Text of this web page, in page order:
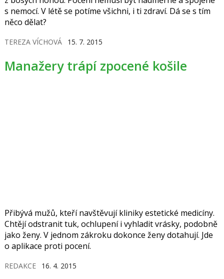
s nemocí. V létě se potíme všichni, i ti zdraví. Dá se s tím
něco dělat?
TEREZA VÍCHOVÁ 15. 7. 2015
Manažery trápí zpocené košile
Přibývá mužů, kteří navštěvují kliniky estetické medicíny.
Chtějí odstranit tuk, ochlupení i vyhladit vrásky, podobně
jako ženy. V jednom zákroku dokonce ženy dotahují. Jde
o aplikace proti pocení.
REDAKCE 16. 4. 2015